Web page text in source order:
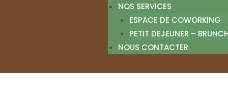
NOS SERVICES
ESPACE DE COWORKING
PETIT DEJEUNER –
NOUS CONTACTER